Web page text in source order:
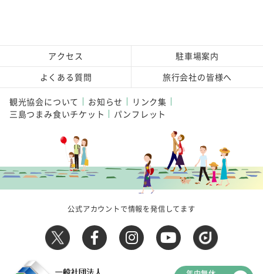
アクセス
駐車場案内
よくある質問
旅行会社の皆様へ
観光協会について お知らせ
リンク集
三島つまみ食いチケット
パンフレット
公式アカウントで情報を発信してます